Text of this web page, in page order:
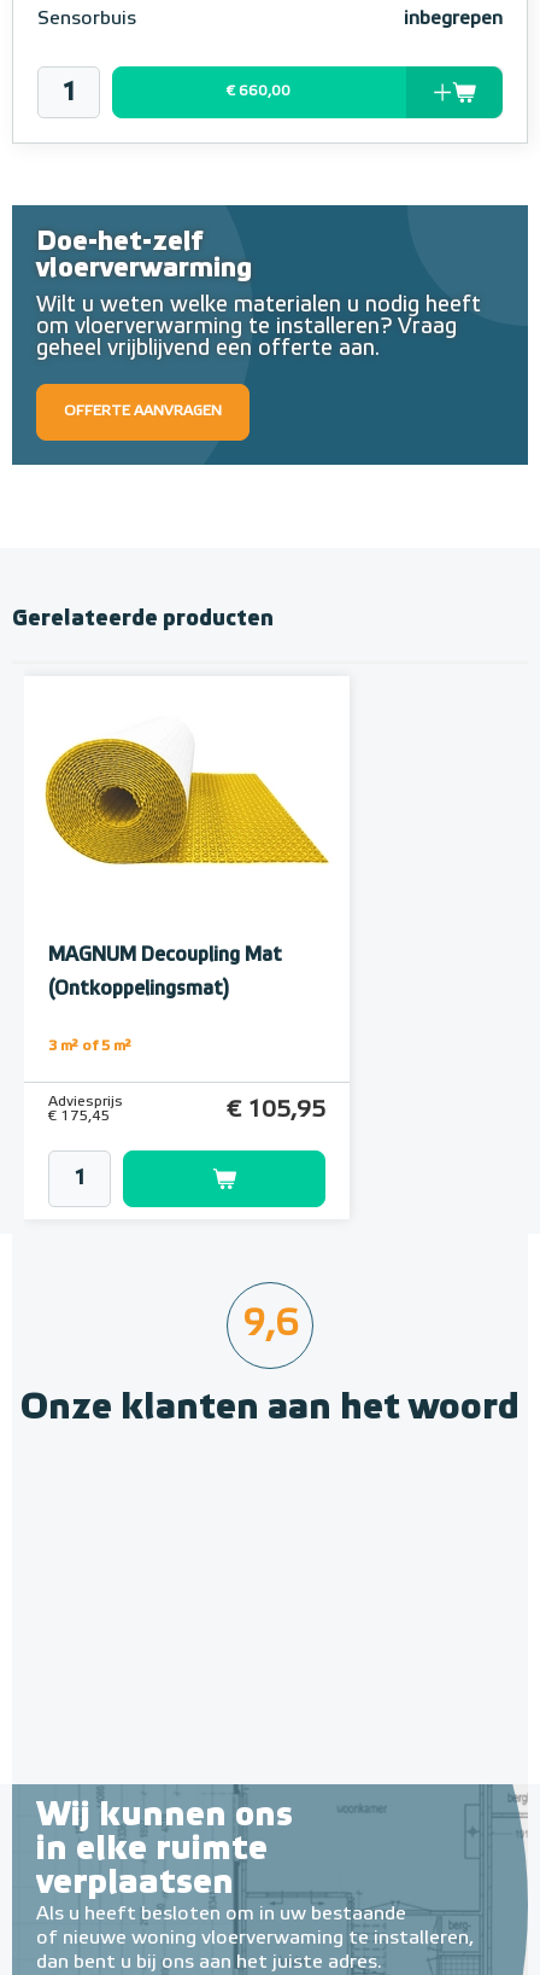
Sensorbuis inbegrepen
€ 660,00
Doe-het-zelf
vloerverwarming
Wilt u weten welke materialen u nodig heeft
om vloerverwarming te installeren? Vraag
geheel vrijblijvend een offerte aan.
OFFERTE AANVRAGEN
Gerelateerde producten
MAGNUM Decoupling Mat
(Ontkoppelingsmat)
3 m² of 5 m²
Adviesprijs
€ 175,45
€ 105,95
9,6
Onze klanten aan het woord
Wij kunnen ons
in elke ruimte
verplaatsen
Als u heeft besloten om in uw bestaande
of nieuwe woning vloerverwaming te installeren,
dan bent u bij ons aan het juiste adres.